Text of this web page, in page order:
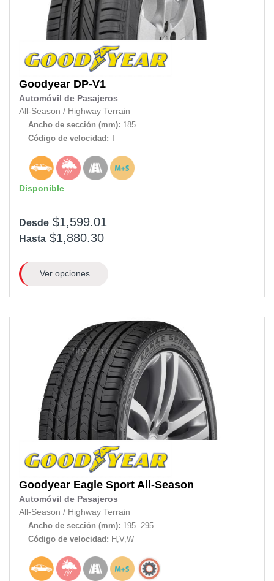
Goodyear DP-V1
Automóvil de Pasajeros
All-Season / Highway Terrain
Ancho de sección (mm): 185
Código de velocidad: T
Disponible
Desde $1,599.01
Hasta $1,880.30
Ver opciones
Goodyear Eagle Sport All-Season
Automóvil de Pasajeros
All-Season / Highway Terrain
Ancho de sección (mm): 195 -295
Código de velocidad: H,V,W